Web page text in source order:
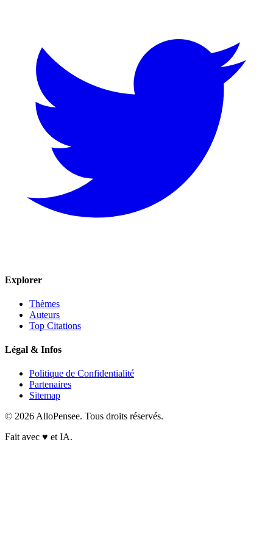
Explorer
Thèmes
Auteurs
Top Citations
Légal & Infos
Politique de Confidentialité
Partenaires
Sitemap
© 2026 AlloPensee. Tous droits réservés.
Fait avec ♥ et IA.